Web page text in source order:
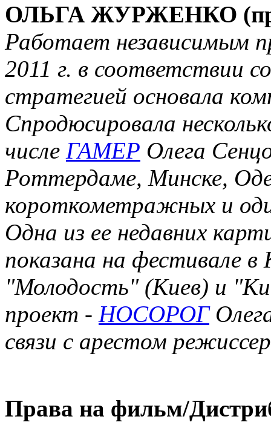
ОЛЬГА ЖУРЖЕНКО
Работает независимым
2011 г. в соответствии
стратегией основала
Спродюсировала
числе ГАМЕР Олега
Роттердаме, Минске,
короткометражных и
Одна из ее недавних
показана на фестивале
"Молодость" (Киев) и
проект - НОСОРОГ
связи с арестом
Права на фильм/